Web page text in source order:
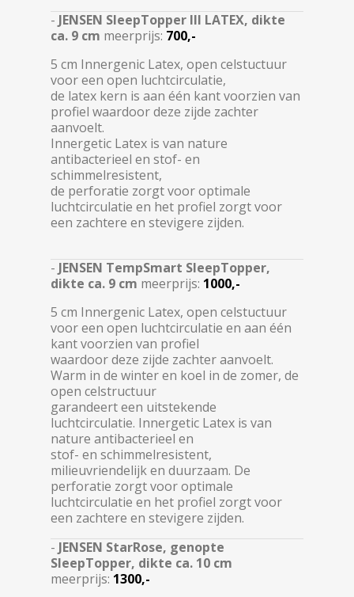
- JENSEN SleepTopper III LATEX, dikte
ca. 9 cm meerprijs: 700,-
5 cm Innergenic Latex, open celstuctuur
voor een open luchtcirculatie,
de latex kern is aan één kant voorzien van
profiel waardoor deze zijde zachter
aanvoelt.
Innergetic Latex is van nature
antibacterieel en stof- en
schimmelresistent,
de perforatie zorgt voor optimale
luchtcirculatie en het profiel zorgt voor
een zachtere en stevigere zijden.
- JENSEN TempSmart SleepTopper,
dikte ca. 9 cm meerprijs: 1000,-
5 cm Innergenic Latex, open celstuctuur
voor een open luchtcirculatie en aan één
kant voorzien van profiel
waardoor deze zijde zachter aanvoelt.
Warm in de winter en koel in de zomer, de
open celstructuur
garandeert een uitstekende
luchtcirculatie. Innergetic Latex is van
nature antibacterieel en
stof- en schimmelresistent,
milieuvriendelijk en duurzaam. De
perforatie zorgt voor optimale
luchtcirculatie en het profiel zorgt voor
een zachtere en stevigere zijden.
- JENSEN StarRose, genopte
SleepTopper, dikte ca. 10 cm
meerprijs: 1300,-